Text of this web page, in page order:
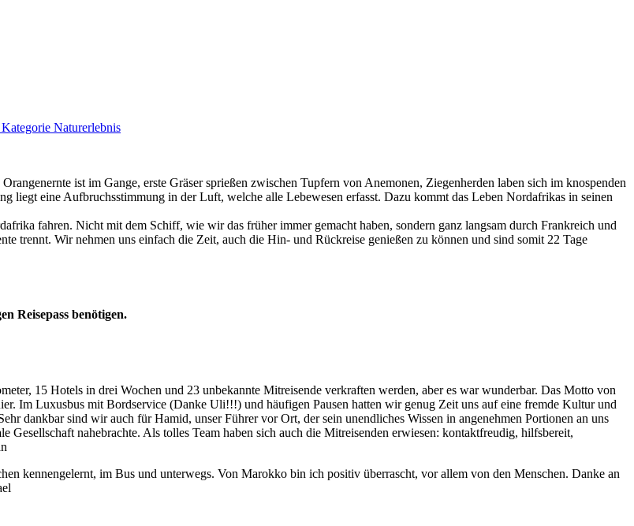
ist im Gange, erste Gräser sprießen zwischen Tupfern von Anemonen, Ziegenherden laben sich im knospenden
liegt eine Aufbruchsstimmung in der Luft, welche alle Lebewesen erfasst. Dazu kommt das Leben Nordafrikas in seinen
fahren. Nicht mit dem Schiff, wie wir das früher immer gemacht haben, sondern ganz langsam durch Frankreich und
trennt. Wir nehmen uns einfach die Zeit, auch die Hin- und Rückreise genießen zu können und sind somit 22 Tage
Reisepass benötigen.
15 Hotels in drei Wochen und 23 unbekannte Mitreisende verkraften werden, aber es war wunderbar. Das Motto von
Im Luxusbus mit Bordservice (Danke Uli!!!) und häufigen Pausen hatten wir genug Zeit uns auf eine fremde Kultur und
dankbar sind wir auch für Hamid, unser Führer vor Ort, der sein unendliches Wissen in angenehmen Portionen an uns
Gesellschaft nahebrachte. Als tolles Team haben sich auch die Mitreisenden erwiesen: kontaktfreudig, hilfsbereit,
kennengelernt, im Bus und unterwegs. Von Marokko bin ich positiv überrascht, vor allem von den Menschen. Danke an